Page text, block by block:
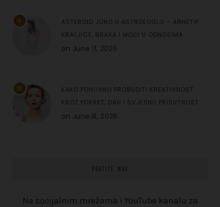
9
ASTEROID JUNO U ASTROLOGIJI – ARHETIP
KRALJICE, BRAKA I MOĆI U ODNOSIMA
on June 11, 2026
10
KAKO PONOVNO PROBUDITI KREATIVNOST
KROZ POKRET, DAH I SVJESNU PRISUTNOST
on June 8, 2026
PRATITE NAS
Na socijalnim mrežama i YouTube kanalu za